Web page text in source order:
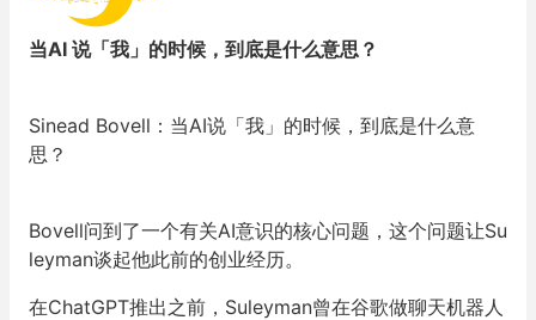
当AI 说「我」的时候，到底是什么意思？
Sinead Bovell：当AI说「我」的时候，到底是什么意
思？
Bovell问到了一个有关AI意识的核心问题，这个问题让Su
leyman谈起他此前的创业经历。
在ChatGPT推出之前，Suleyman曾在谷歌做聊天机器人